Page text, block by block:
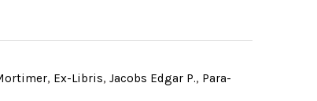
, Ex-Libris, Jacobs Edgar P., Para-